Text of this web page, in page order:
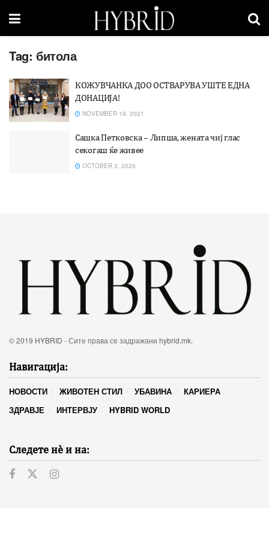
Tag: битола
КОЖУВЧАНКА ДОО ОСТВАРУВА УШТЕ ЕДНА
ДОНАЦИЈА!
NOVEMBER 19, 2021
Сашка Петковска – Липша, жената чиј глас
секогаш ќе живее
OCTOBER 3, 2020
© 2019 HYBRID - Сите права се задражани hybrid.mk.
Навигација:
НОВОСТИ ЖИВОТЕН СТИЛ УБАВИНА
КАРИЕРА
ЗДРАВЈЕ
ИНТЕРВЈУ HYBRID WORLD
Следете нѐ и на: